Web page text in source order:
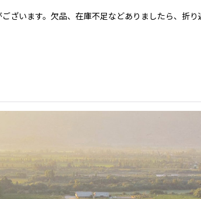
ざいます。欠品、在庫不足などありましたら、折